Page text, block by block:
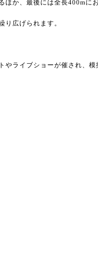
ほか、最後には全長400mに
り広げられます。
ライブショーが催され、模